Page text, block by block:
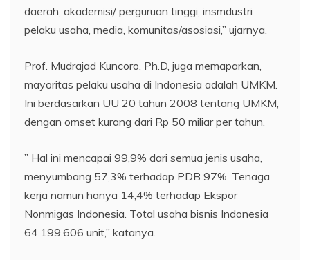
daerah, akademisi/ perguruan tinggi, insmdustri
pelaku usaha, media, komunitas/asosiasi,” ujarnya.
Prof. Mudrajad Kuncoro, Ph.D, juga memaparkan,
mayoritas pelaku usaha di Indonesia adalah UMKM.
Ini berdasarkan UU 20 tahun 2008 tentang UMKM,
dengan omset kurang dari Rp 50 miliar per tahun.
” Hal ini mencapai 99,9% dari semua jenis usaha,
menyumbang 57,3% terhadap PDB 97%. Tenaga
kerja namun hanya 14,4% terhadap Ekspor
Nonmigas Indonesia. Total usaha bisnis Indonesia
64.199.606 unit,” katanya.